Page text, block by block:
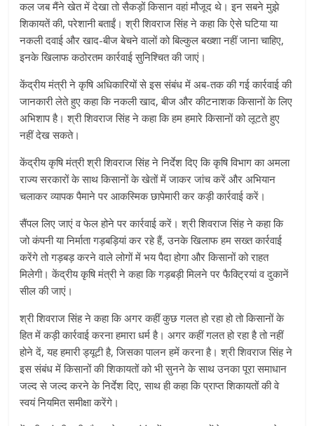
कल जब मैंने खेत में देखा तो सैकड़ों किसान वहां मौजूद थे। इन सबने मुझे
शिकायतें की, परेशानी बताईं। श्री शिवराज सिंह ने कहा कि ऐसे घटिया या
नकली दवाई और खाद-बीज बेचने वालों को बिल्कुल बख्शा नहीं जाना चाहिए,
इनके खिलाफ कठोरतम कार्रवाई सुनिश्चित की जाएं।
केंद्रीय मंत्री ने कृषि अधिकारियों से इस संबंध में अब-तक की गई कार्रवाई की
जानकारी लेते हुए कहा कि नकली खाद, बीज और कीटनाशक किसानों के लिए
अभिशाप है। श्री शिवराज सिंह ने कहा कि हम हमारे किसानों को लूटते हुए
नहीं देख सकते।
केंद्रीय कृषि मंत्री श्री शिवराज सिंह ने निर्देश दिए कि कृषि विभाग का अमला
राज्य सरकारों के साथ किसानों के खेतों में जाकर जांच करें और अभियान
चलाकर व्यापक पैमाने पर आकस्मिक छापेमारी कर कड़ी कार्रवाई करें।
सैंपल लिए जाएं व फेल होने पर कार्रवाई करें। श्री शिवराज सिंह ने कहा कि
जो कंपनी या निर्माता गड़बड़ियां कर रहे हैं, उनके खिलाफ हम सख्त कार्रवाई
करेंगे तो गड़बड़ करने वाले लोगों में भय पैदा होगा और किसानों को राहत
मिलेगी। केंद्रीय कृषि मंत्री ने कहा कि गड़बड़ी मिलने पर फैक्ट्रियां व दुकानें
सील की जाएं।
श्री शिवराज सिंह ने कहा कि अगर कहीं कुछ गलत हो रहा हो तो किसानों के
हित में कड़ी कार्रवाई करना हमारा धर्म है। अगर कहीं गलत हो रहा है तो नहीं
होने दें, यह हमारी ड्यूटी है, जिसका पालन हमें करना है। श्री शिवराज सिंह ने
इस संबंध में किसानों की शिकायतों को भी सुनने के साथ उनका पूरा समाधान
जल्द से जल्द करने के निर्देश दिए, साथ ही कहा कि प्राप्त शिकायतों की वे
स्वयं नियमित समीक्षा करेंगे।